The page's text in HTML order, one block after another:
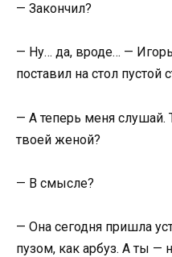
— Закончил?
— Ну… да, вроде… —
поставил на стол пустой
— А теперь меня
твоей женой?
— В смысле?
— Она сегодня пришла
пузом, как арбуз. А ты —